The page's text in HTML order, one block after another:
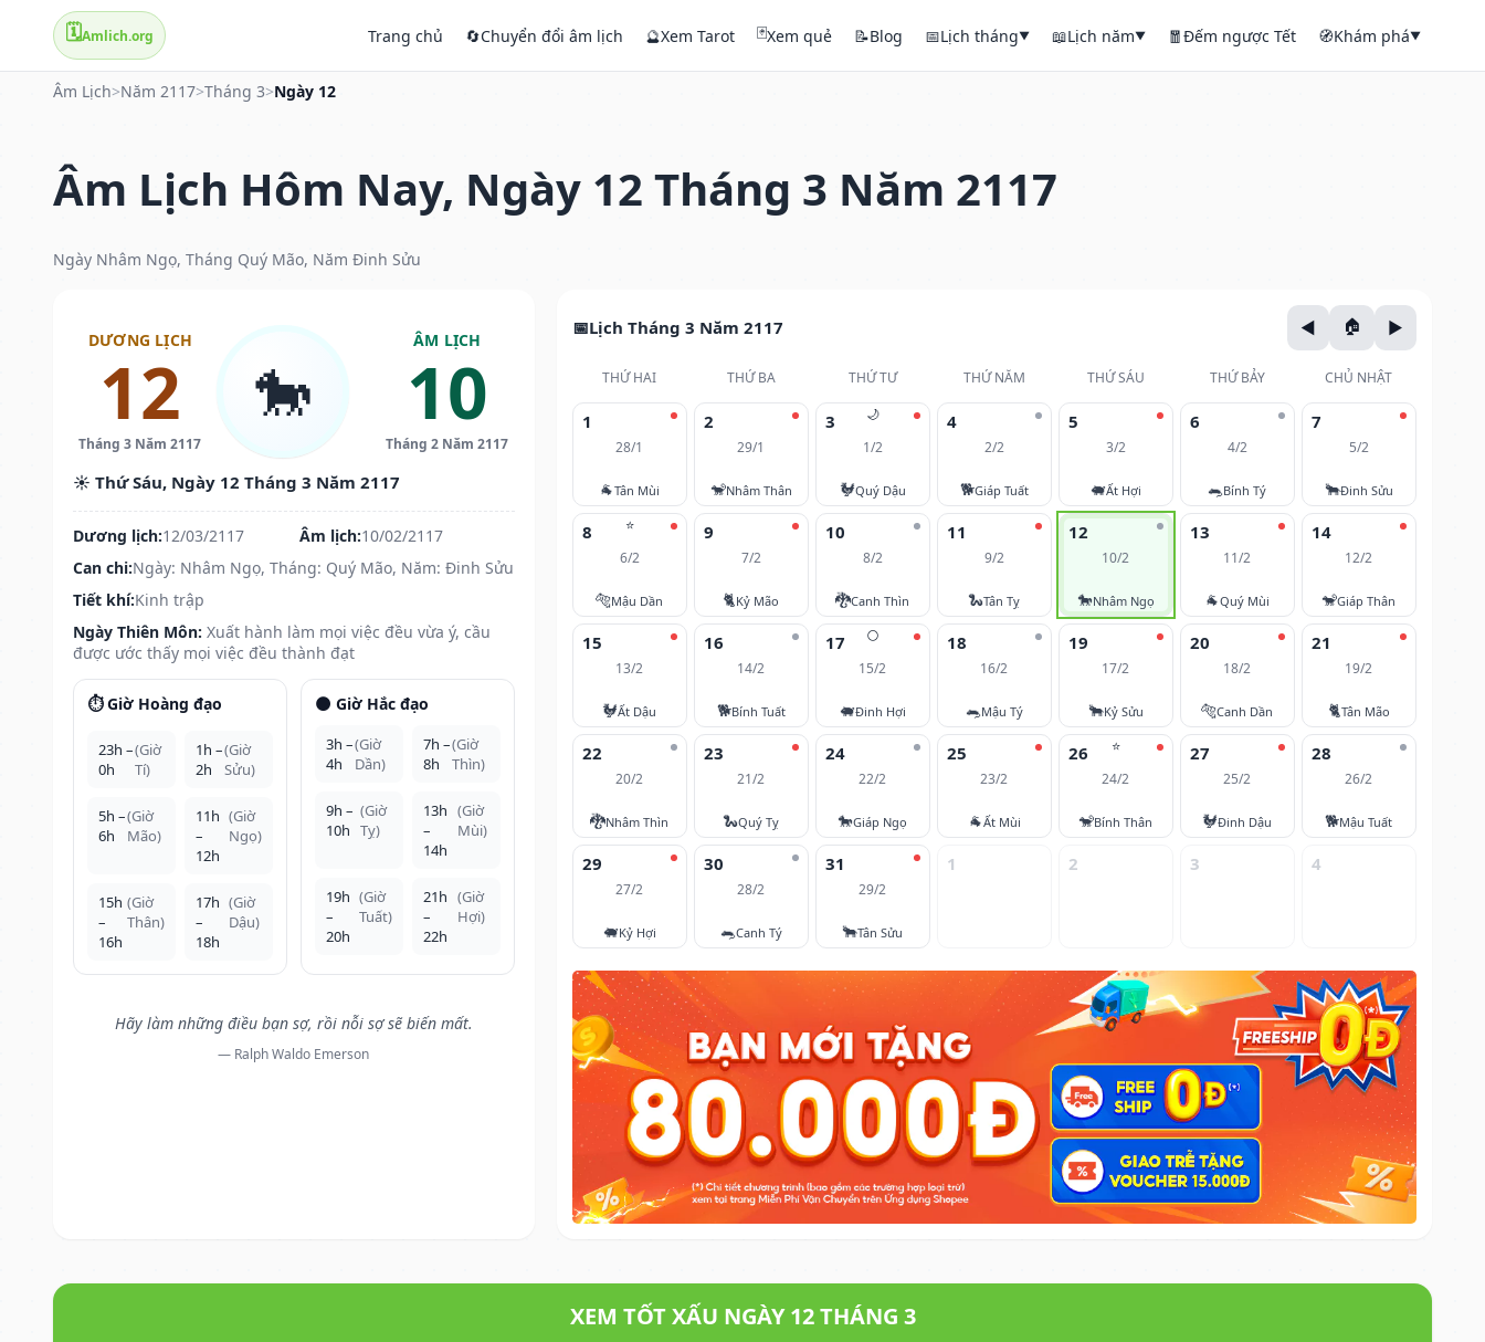
🗓️Amlich.org Trang chủ 🔄Chuyển đổi âm lịch 🔮Xem Tarot 🃏Xem quẻ 📝Blog 📅Lịch tháng▼ 📖Lịch năm▼ 🧧Đếm ngược Tết 🧭Khám phá▼
Âm Lịch>Năm 2117>Tháng 3>Ngày 12
Âm Lịch Hôm Nay, Ngày 12 Tháng 3 Năm 2117
Ngày Nhâm Ngọ, Tháng Quý Mão, Năm Đinh Sửu
DƯƠNG LỊCH
12
Tháng 3 Năm 2117
🐎
ÂM LỊCH
10
Tháng 2 Năm 2117
☀️ Thứ Sáu, Ngày 12 Tháng 3 Năm 2117
Dương lịch:12/03/2117 Âm lịch:10/02/2117
Can chi:Ngày: Nhâm Ngọ, Tháng: Quý Mão, Năm: Đinh Sửu
Tiết khí:Kinh trập
Ngày Thiên Môn: Xuất hành làm mọi việc đều vừa ý, cầu
được ước thấy mọi việc đều thành đạt
⏱️ Giờ Hoàng đạo
23h –
0h
(Giờ
Tí)
1h –
2h
(Giờ
Sửu)
5h –
6h
(Giờ
Mão)
11h
–
12h
(Giờ
Ngọ)
15h
–
16h
(Giờ
Thân)
17h
–
18h
(Giờ
Dậu)
🌑 Giờ Hắc đạo
3h –
4h
(Giờ
Dần)
7h –
8h
(Giờ
Thìn)
9h –
10h
(Giờ
Tỵ)
13h
–
14h
(Giờ
Mùi)
19h
–
20h
(Giờ
Tuất)
21h
–
22h
(Giờ
Hợi)
Hãy làm những điều bạn sợ, rồi nỗi sợ sẽ biến mất.
— Ralph Waldo Emerson
Lịch Tháng 3 Năm 2117
THỨ HAI THỨ BA THỨ TƯ THỨ NĂM THỨ SÁU THỨ BẢY CHỦ NHẬT
1
28/1
🐐Tân Mùi
2
29/1
🐒Nhâm Thân
🌙
3
1/2
🐓Quý Dậu
4
2/2
🐕Giáp Tuất
5
3/2
🐖Ất Hợi
6
4/2
🐀Bính Tý
7
5/2
🐂Đinh Sửu
⭐
8
6/2
🐅Mậu Dần
9
7/2
🐈Kỷ Mão
10
8/2
🐉Canh Thìn
11
9/2
🐍Tân Tỵ
12
10/2
🐎Nhâm Ngọ
13
11/2
🐐Quý Mùi
14
12/2
🐒Giáp Thân
15
13/2
🐓Ất Dậu
16
14/2
🐕Bính Tuất
🌕
17
15/2
🐖Đinh Hợi
18
16/2
🐀Mậu Tý
19
17/2
🐂Kỷ Sửu
20
18/2
🐅Canh Dần
21
19/2
🐈Tân Mão
22
20/2
🐉Nhâm Thìn
23
21/2
🐍Quý Tỵ
24
22/2
🐎Giáp Ngọ
25
23/2
🐐Ất Mùi
⭐
26
24/2
🐒Bính Thân
27
25/2
🐓Đinh Dậu
28
26/2
🐕Mậu Tuất
29
27/2
🐖Kỷ Hợi
30
28/2
🐀Canh Tý
31
29/2
🐂Tân Sửu
1 2 3 4
XEM TỐT XẤU NGÀY 12 THÁNG 3